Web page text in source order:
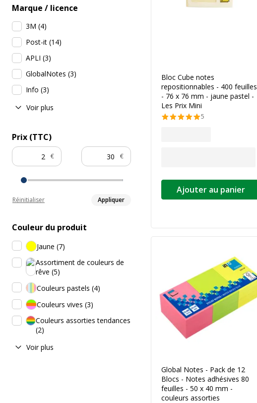
Marque / licence
3M (4)
Post-it (14)
APLI (3)
GlobalNotes (3)
Info (3)
Voir plus
Prix (TTC)
€ €
Réinitialiser Appliquer
Couleur du produit
Jaune (7)
Assortiment de couleurs de
rêve (5)
Couleurs pastels (4)
Couleurs vives (3)
Couleurs assorties tendances
(2)
Voir plus
Bloc Cube notes
repositionnables - 400 feuilles
- 76 x 76 mm - jaune pastel -
Les Prix Mini
5
Ajouter au panier
Global Notes - Pack de 12
Blocs - Notes adhésives 80
feuilles - 50 x 40 mm -
couleurs assorties